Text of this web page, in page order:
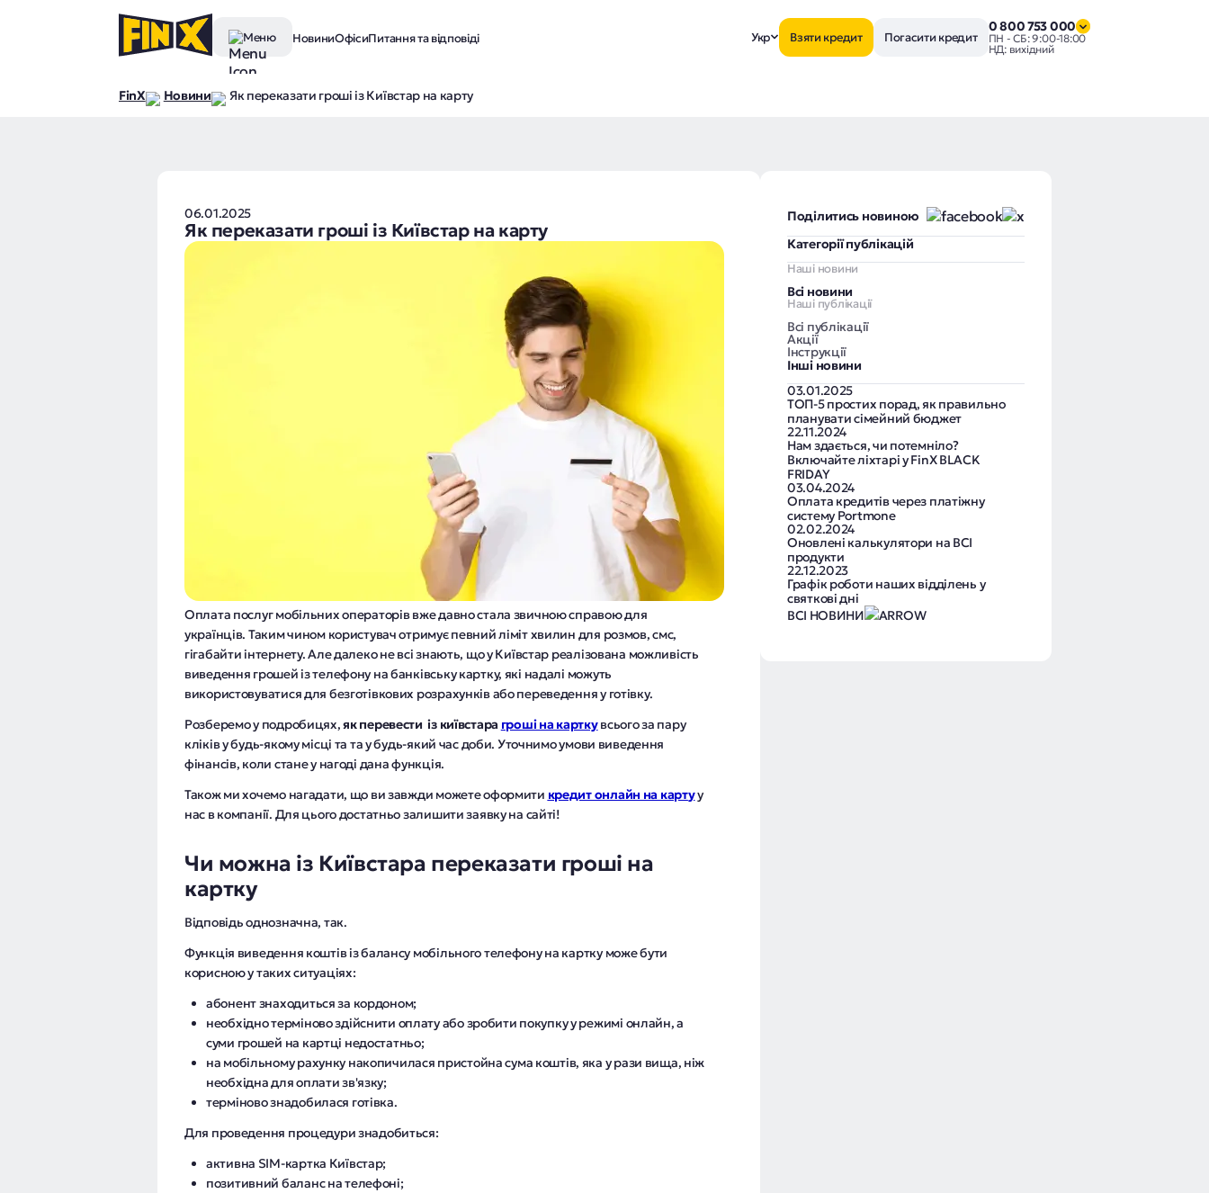
Меню НовиниОфісиПитання та відповіді Укр Взяти кредит Погасити кредит
0 800 753 000
ПН - СБ: 9:00-18:00
НД: вихідний
FinX Новини Як переказати гроші із Київстар на карту
06.01.2025
Як переказати гроші із Київстар на карту
Оплата послуг мобільних операторів вже давно стала звичною справою для
українців. Таким чином користувач отримує певний ліміт хвилин для розмов, смс,
гігабайти інтернету. Але далеко не всі знають, що у Київстар реалізована можливість
виведення грошей із телефону на банківську картку, які надалі можуть
використовуватися для безготівкових розрахунків або переведення у готівку.
Розберемо у подробицях,як перевести із київстара гроші на карткувсього за пару
кліків у будь-якому місці та та у будь-який час доби. Уточнимо умови виведення
фінансів, коли стане у нагоді дана функція.
Також ми хочемо нагадати, що ви завжди можете оформити кредит онлайн на картуу
нас в компанії. Для цього достатньо залишити заявку на сайті!
Чи можна із Київстара переказати гроші на
картку
Відповідь однозначна, так.
Функція виведення коштів із балансу мобільного телефону на картку може бути
корисною у таких ситуаціях:
абонент знаходиться за кордоном;
необхідно терміново здійснити оплату або зробити покупку у режимі онлайн, а
суми грошей на картці недостатньо;
на мобільному рахунку накопичилася пристойна сума коштів, яка у рази вища, ніж
необхідна для оплати зв'язку;
терміново знадобилася готівка.
Для проведення процедури знадобиться:
активна SIM-картка Київстар;
позитивний баланс на телефоні;
Поділитись новиною
Категорії публікацій
Наші новини
Всі новини
Наші публікації
Всі публікації
Акції
Інструкції
Інші новини
03.01.2025
ТОП-5 простих порад, як правильно
планувати сімейний бюджет
22.11.2024
Нам здається, чи потемніло?
Включайте ліхтарі у FinX BLACK
FRIDAY
03.04.2024
Оплата кредитів через платіжну
систему Portmone
02.02.2024
Оновлені калькулятори на ВСІ
продукти
22.12.2023
Графік роботи наших відділень у
святкові дні
ВСІ НОВИНИ